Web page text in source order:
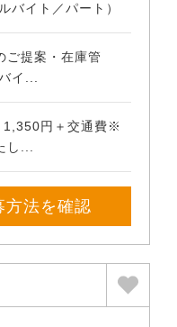
バイト／パート）
ご提案・在庫管
イ...
1,350円＋交通費※
し...
方法を確認